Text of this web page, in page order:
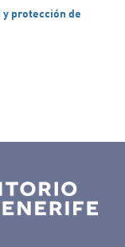
protección de